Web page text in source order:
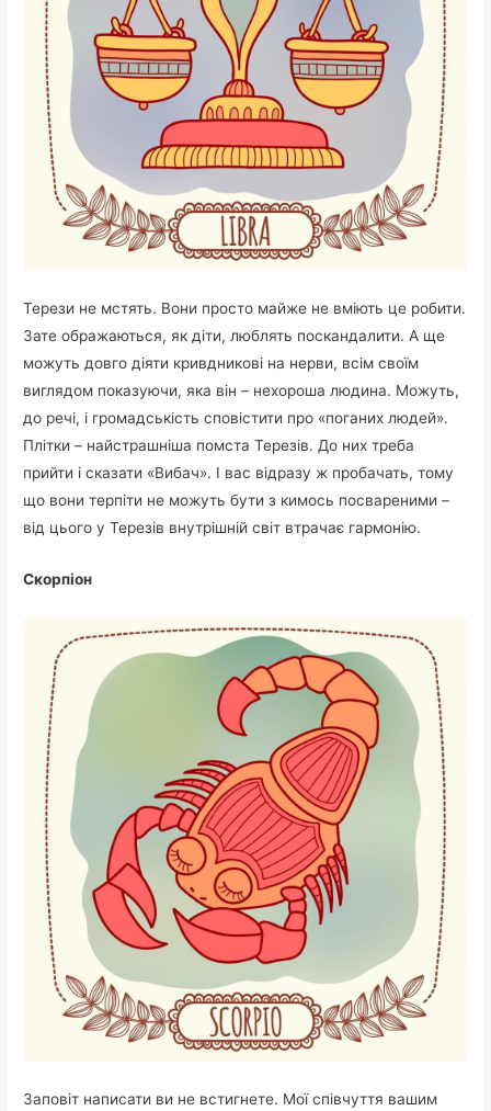
Терези не мстять. Вони просто майже не вміють це робити.
Зате ображаються, як діти, люблять поскандалити. А ще
можуть довго діяти кривдникові на нерви, всім своїм
виглядом показуючи, яка він – нехороша людина. Можуть,
до речі, і громадськість сповістити про «поганих людей».
Плітки – найстрашніша помста Терезів. До них треба
прийти і сказати «Вибач». І вас відразу ж пробачать, тому
що вони терпіти не можуть бути з кимось посвареними –
від цього у Терезів внутрішній світ втрачає гармонію.
Скорпіон
Заповіт написати ви не встигнете. Мої співчуття вашим